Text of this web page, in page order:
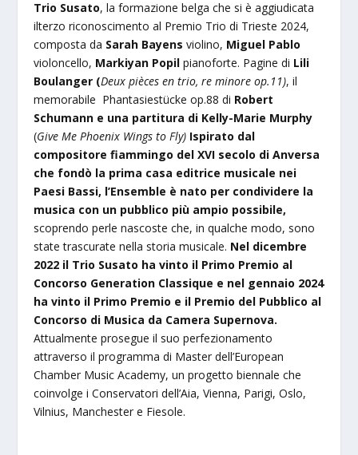
Trio Susato, la formazione belga che si è aggiudicata
ilterzo riconoscimento al Premio Trio di Trieste 2024,
composta da Sarah Bayens violino, Miguel Pablo
violoncello, Markiyan Popil pianoforte. Pagine di Lili
Boulanger (Deux pièces en trio, re minore op.11), il
memorabile Phantasiestücke op.88 di Robert
Schumann e una partitura di Kelly-Marie Murphy
(Give Me Phoenix Wings to Fly) Ispirato dal
compositore fiammingo del XVI secolo di Anversa
che fondò la prima casa editrice musicale nei
Paesi Bassi, l’Ensemble è nato per condividere la
musica con un pubblico più ampio possibile,
scoprendo perle nascoste che, in qualche modo, sono
state trascurate nella storia musicale. Nel dicembre
2022 il Trio Susato ha vinto il Primo Premio al
Concorso Generation Classique e nel gennaio 2024
ha vinto il Primo Premio e il Premio del Pubblico al
Concorso di Musica da Camera Supernova.
Attualmente prosegue il suo perfezionamento
attraverso il programma di Master dell’European
Chamber Music Academy, un progetto biennale che
coinvolge i Conservatori dell’Aia, Vienna, Parigi, Oslo,
Vilnius, Manchester e Fiesole.